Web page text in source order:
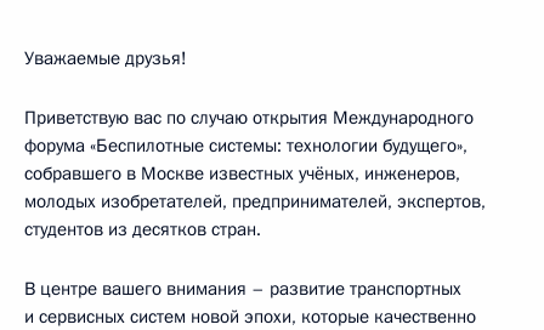
Уважаемые друзья!
Приветствую вас по случаю открытия Международного
форума «Беспилотные системы: технологии будущего»,
собравшего в Москве известных учёных, инженеров,
молодых изобретателей, предпринимателей, экспертов,
студентов из десятков стран.
В центре вашего внимания – развитие транспортных
и сервисных систем новой эпохи, которые качественно